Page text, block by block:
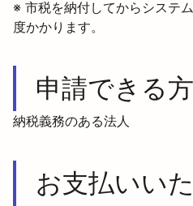
※ 市税を納付してからシステ
度かかります。
申請できる方
納税義務のある法人
お支払いい